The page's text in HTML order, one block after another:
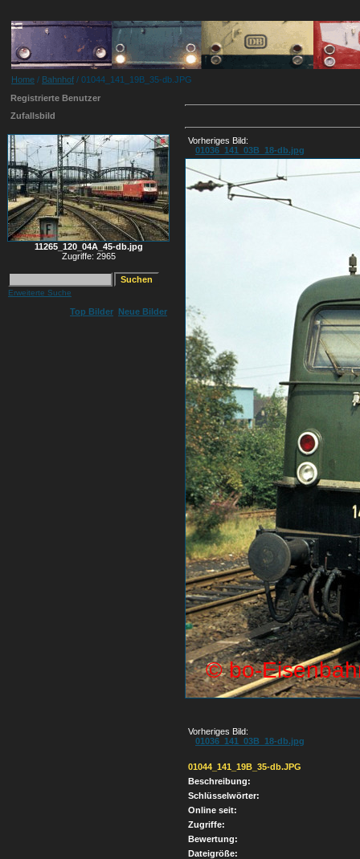
Home / Bahnhof / 01044_141_19B_35-db.JPG
Registrierte Benutzer
Zufallsbild
11265_120_04A_45-db.jpg
Zugriffe: 2965
Erweiterte Suche
Top Bilder Neue Bilder
Vorheriges Bild:
01036_141_03B_18-db.jpg
Vorheriges Bild:
01036_141_03B_18-db.jpg
01044_141_19B_35-db.JPG
Beschreibung:
Schlüsselwörter:
Online seit:
Zugriffe:
Bewertung:
Dateigröße: